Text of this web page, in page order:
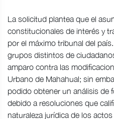
La solicitud plantea que el
constitucionales de interés y
por el máximo tribunal del
grupos distintos de
amparo contra las
Urbano de Mahahual; sin
podido obtener un análisis de
debido a resoluciones que
naturaleza jurídica de los